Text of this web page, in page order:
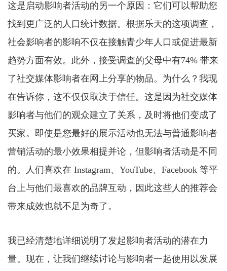
这是启动影响者活动的另一个原因：它们可以帮助您
找到更广泛的人口统计数据。根据乐天的这项调查，
社会影响者的影响不仅在接触青少年人口或促进最新
趋势方面有效。此外，接受调查的父母中有74% 带来
了社交媒体影响者在网上分享的物品。为什么？我现
在告诉你，这不仅仅取决于信任。这是因为社交媒体
影响者与他们的观众建立了关系，及时将他们变成了
买家。即使是您最好的展示活动也无法与普通影响者
营销活动的最小效果相提并论，但影响者活动是不同
的。人们喜欢在 Instagram、YouTube、Facebook 等平
台上与他们最喜欢的品牌互动，因此这些人的推荐会
带来成效也就不足为奇了。
我已经清楚地详细说明了发起影响者活动的潜在力
量。现在，让我们继续讨论与影响者一起使用以发展